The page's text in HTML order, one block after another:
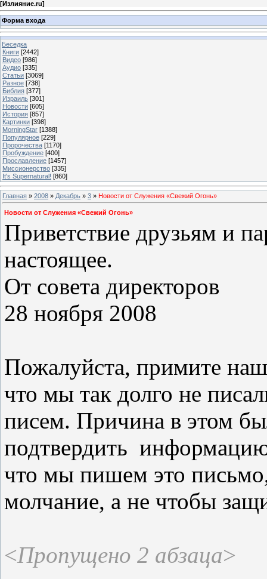
[Излияние.ru]
Форма входа
Беседка
Книги [2442]
Видео [986]
Аудио [335]
Статьи [3069]
Разное [738]
Библия [377]
Израиль [301]
Новости [605]
История [857]
Картинки [398]
MorningStar [1388]
Популярное [229]
Пророчества [1170]
Пробуждение [400]
Прославление [1457]
Миссионерство [335]
It's Supernatural! [860]
Главная » 2008 » Декабрь » 3 » Новости от Служения «Свежий Огонь»
Новости от Служения «Свежий Огонь»
Приветствие друзьям и
настоящее.
От совета директоров
28 ноября 2008
Пожалуйста, примите
что мы так долго не
писем. Причина в этом
подтвердить
что мы пишем это
молчание, а не чтобы
<Пропущено 2 абзаца>